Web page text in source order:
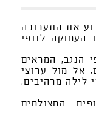
את התערוכה
העמוקה לנופי
הנגב, המראים
אל מול ערוצי
לילה מרהיבים,
המצולמים